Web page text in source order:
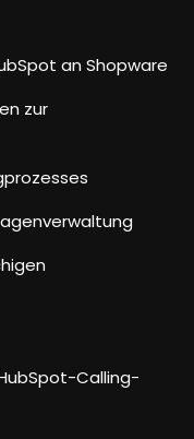
an Shopware
zur
Calling-